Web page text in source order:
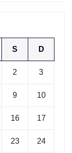
S D
2 3
9 10
16 17
23 24